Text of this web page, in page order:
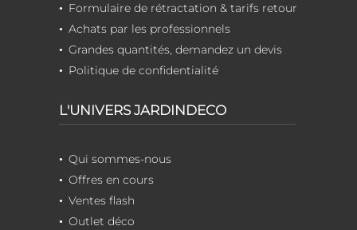
Formulaire de rétractation & tarifs retour
Achats par les professionnels
Grandes quantités, demandez un devis
Politique de confidentialité
L'UNIVERS JARDINDECO
Qui sommes-nous
Offres en cours
Ventes flash
Outlet déco